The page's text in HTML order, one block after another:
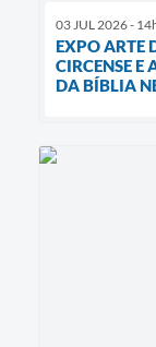
03 JUL 2026 -
EXPO ARTE
CIRCENSE E
DA BÍBLIA